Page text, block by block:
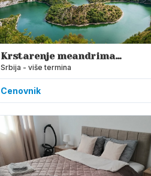
Krstarenje meandrima
Uvca
Srbija - više termina
Cenovnik